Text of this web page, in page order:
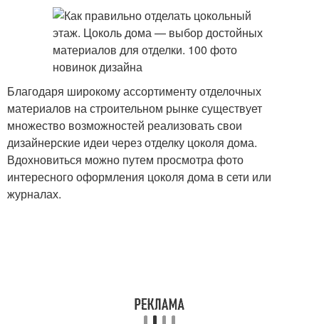
Благодаря широкому ассортименту отделочных
материалов на строительном рынке существует
множество возможностей реализовать свои
дизайнерские идеи через отделку цоколя дома.
Вдохновиться можно путем просмотра фото
интересного оформления цоколя дома в сети или
журналах.